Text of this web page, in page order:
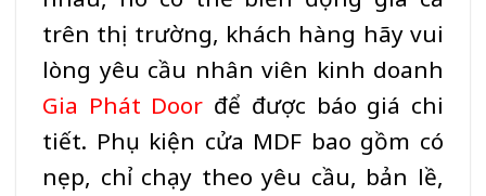
trên thị trường, khách hàng hãy vui
lòng yêu cầu nhân viên kinh doanh
Gia Phát Door để được báo giá chi
tiết. Phụ kiện cửa MDF bao gồm có
nẹp, chỉ chạy theo yêu cầu, bản lề,